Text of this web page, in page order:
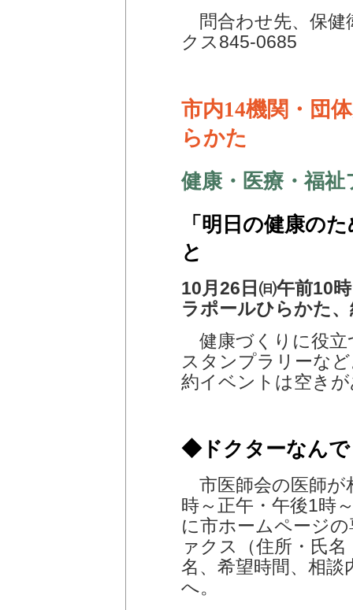
問合わせ先、保
クス845-0685
市内14機関・団
らかた
健康・医療・福
「明日の健康の
と
10月26日㈰午前10
ラポールひらかた
健康づくりに役立
スタンプラリーな
約イベントは空き
◆ドクターなんで
市医師会の医師が
時～正午・午後1時
に市ホームページ
ァクス（住所・氏
名、希望時間、相談
へ。